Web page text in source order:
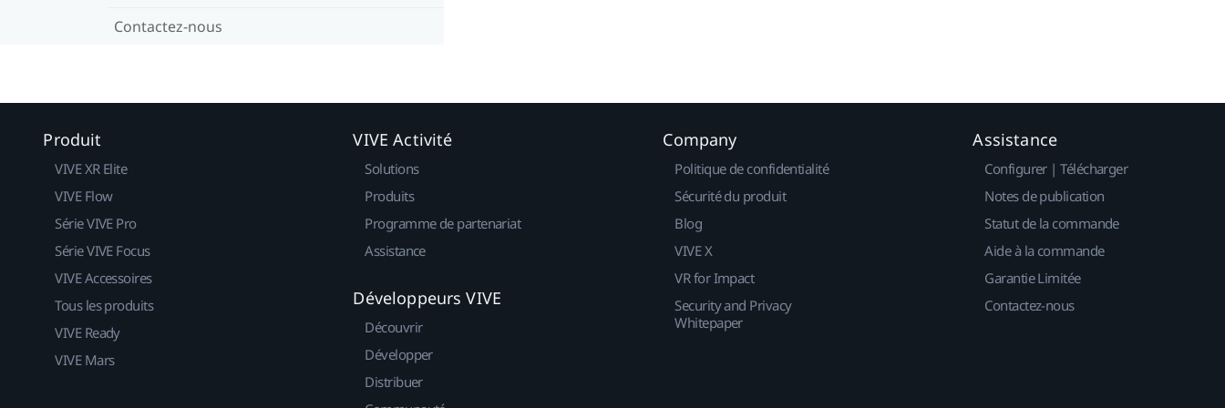
Contactez-nous
Produit
VIVE XR Elite
VIVE Flow
Série VIVE Pro
Série VIVE Focus
VIVE Accessoires
Tous les produits
VIVE Ready
VIVE Mars
VIVE Activité
Solutions
Produits
Programme de partenariat
Assistance
Développeurs VIVE
Découvrir
Développer
Distribuer
Company
Politique de confidentialité
Sécurité du produit
Blog
VIVE X
VR for Impact
Security and Privacy
Whitepaper
Assistance
Configurer | Télécharger
Notes de publication
Statut de la commande
Aide à la commande
Garantie Limitée
Contactez-nous